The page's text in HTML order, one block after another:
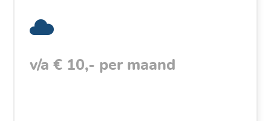
v/a € 10,- per maand